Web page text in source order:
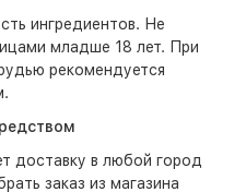
ингредиентов. Не
младше 18 лет. При
рекомендуется
доставку в любой город
заказ из магазина